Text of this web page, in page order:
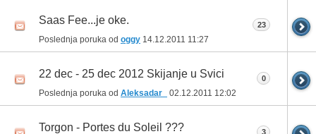
Saas Fee...je oke.
Poslednja poruka od oggy 14.12.2011 11:27
23
22 dec - 25 dec 2012 Skijanje u Svici
Poslednja poruka od Aleksadar_ 02.12.2011 12:02
0
Torgon - Portes du Soleil ??? 3